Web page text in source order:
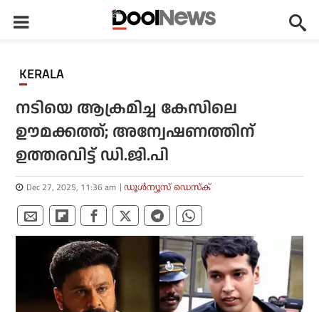
KERALA
നടിയെ ആക്രമിച്ച കേസിലെ
ഊമക്കത്ത്; അന്വേഷണത്തിന്
ഉത്തരവിട്ട് ഡി.ജി.പി
Dec 27, 2025, 11:36 am ഡൂള്‍ന്യൂസ് ഡെസ്‌ക്